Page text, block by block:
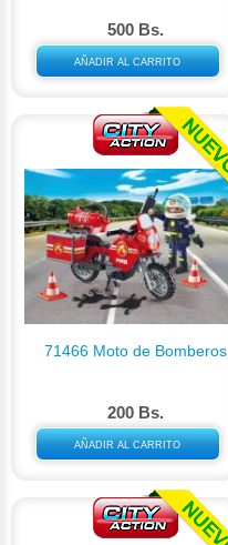
500 Bs.
AÑADIR AL CARRITO
71466 Moto de Bomberos
200 Bs.
AÑADIR AL CARRITO